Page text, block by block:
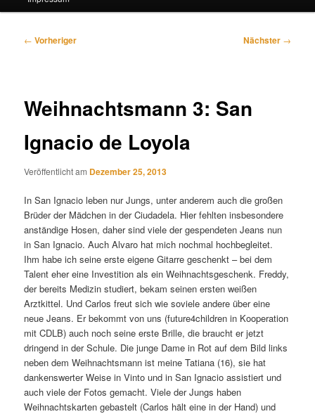
Beitragsnavigation
← Vorheriger Nächster →
Weihnachtsmann 3: San
Ignacio de Loyola
Veröffentlicht am Dezember 25, 2013
In San Ignacio leben nur Jungs, unter anderem auch die großen
Brüder der Mädchen in der Ciudadela. Hier fehlten insbesondere
anständige Hosen, daher sind viele der gespendeten Jeans nun
in San Ignacio. Auch Alvaro hat mich nochmal hochbegleitet.
Ihm habe ich seine erste eigene Gitarre geschenkt – bei dem
Talent eher eine Investition als ein Weihnachtsgeschenk. Freddy,
der bereits Medizin studiert, bekam seinen ersten weißen
Arztkittel. Und Carlos freut sich wie soviele andere über eine
neue Jeans. Er bekommt von uns (future4children in Kooperation
mit CDLB) auch noch seine erste Brille, die braucht er jetzt
dringend in der Schule. Die junge Dame in Rot auf dem Bild links
neben dem Weihnachtsmann ist meine Tatiana (16), sie hat
dankenswerter Weise in Vinto und in San Ignacio assistiert und
auch viele der Fotos gemacht. Viele der Jungs haben
Weihnachtskarten gebastelt (Carlos hält eine in der Hand) und